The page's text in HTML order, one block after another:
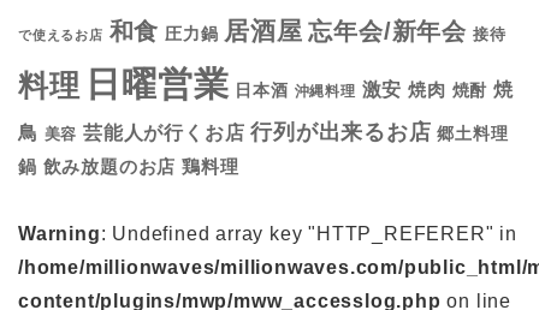
で使えるお店 和食 圧力鍋 居酒屋 忘年会/新年会 接待
料理 日曜営業 日本酒 沖縄料理 激安 焼肉 焼酎 焼
鳥 美容 芸能人が行くお店 行列が出来るお店 郷土料理
鍋 飲み放題のお店 鶏料理
Warning: Undefined array key "HTTP_REFERER" in
/home/millionwaves/millionwaves.com/public_html/
content/plugins/mwp/mww_accesslog.php on line